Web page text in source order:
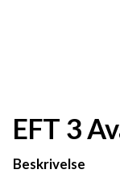
EFT 3
Beskrivelse